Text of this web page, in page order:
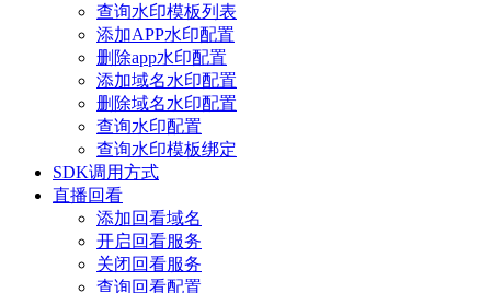
查询水印模板列表
添加APP水印配置
删除app水印配置
添加域名水印配置
删除域名水印配置
查询水印配置
查询水印模板绑定
SDK调用方式
直播回看
添加回看域名
开启回看服务
关闭回看服务
查询回看配置